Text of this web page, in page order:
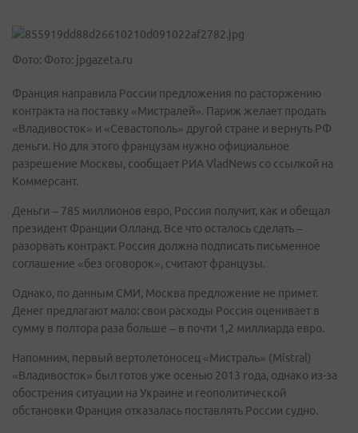
Фото: Фото: jpgazeta.ru
Франция направила России предложения по расторжению
контракта на поставку «Мистралей». Париж желает продать
«Владивосток» и «Севастополь» другой стране и вернуть РФ
деньги. Но для этого французам нужно официальное
разрешение Москвы, сообщает РИА VladNews со ссылкой на
Коммерсант.
Деньги – 785 миллионов евро, Россия получит, как и обещал
президент Франции Олланд. Все что осталось сделать –
разорвать контракт. Россия должна подписать письменное
соглашение «без оговорок», считают французы.
Однако, по данным СМИ, Москва предложение не примет.
Денег предлагают мало: свои расходы Россия оценивает в
сумму в полтора раза больше – в почти 1,2 миллиарда евро.
Напомним, первый вертолетоносец «Мистраль» (Mistral)
«Владивосток» был готов уже осенью 2013 года, однако из-за
обострения ситуации на Украине и геополитической
обстановки Франция отказалась поставлять России судно.